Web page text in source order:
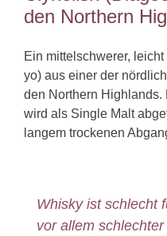
den Northern
Ein mittelschwerer,
yo) aus einer der
den Northern
wird als Single Malt
langem trockenen
Whisky ist schlecht
vor allem schlechter